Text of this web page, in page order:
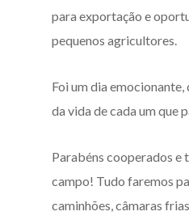
para exportação e
pequenos agricultores.
Foi um dia
da vida de cada um que
Parabéns cooperados e
campo! Tudo faremos
caminhões, câmaras